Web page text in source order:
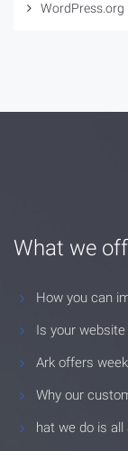
WordPress.org
What we
How you can
Is your
Ark offers
Why our
hat we do is